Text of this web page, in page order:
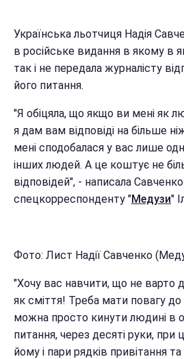
Українська льотчиця Надія
в російське видання в якому в
так і не передала журналісту
його питання.
"Я обіцяла, що якщо ви мені як
я дам вам відповіді на більше
мені сподобалася у вас лише
інших людей. А це коштує не
відповідей", - написала Савченко
спецкорреспонденту "Медузи"
Фото: Лист Надії Савченко
"Хочу вас навчити, що не варто
як сміття! Треба мати повагу до
можна просто кинути людині в
питання, через десяті руки,
йому і пари рядків привітання та